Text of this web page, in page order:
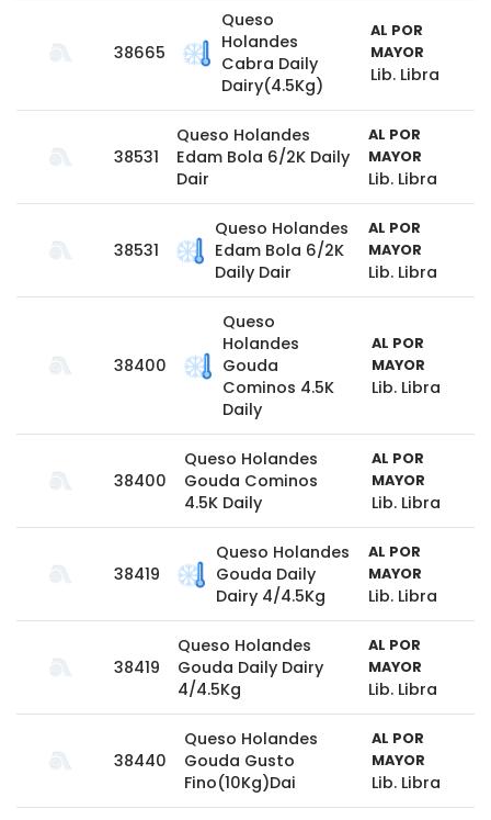
38665
Queso
Holandes
Cabra Daily
Dairy(4.5Kg)
AL POR
MAYOR
Lib. Libra
38531
Queso Holandes
Edam Bola 6/2K Daily
Dair
AL POR
MAYOR
Lib. Libra
38531
Queso Holandes
Edam Bola 6/2K
Daily Dair
AL POR
MAYOR
Lib. Libra
38400
Queso
Holandes
Gouda
Cominos 4.5K
Daily
AL POR
MAYOR
Lib. Libra
38400
Queso Holandes
Gouda Cominos
4.5K Daily
AL POR
MAYOR
Lib. Libra
38419
Queso Holandes
Gouda Daily
Dairy 4/4.5Kg
AL POR
MAYOR
Lib. Libra
38419
Queso Holandes
Gouda Daily Dairy
4/4.5Kg
AL POR
MAYOR
Lib. Libra
38440
Queso Holandes
Gouda Gusto
Fino(10Kg)Dai
AL POR
MAYOR
Lib. Libra